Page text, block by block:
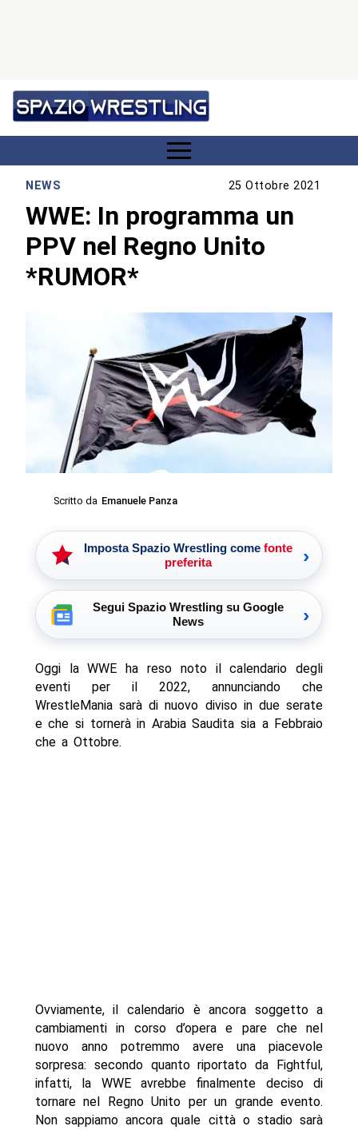
NEWS 25 Ottobre 2021
WWE: In programma un
PPV nel Regno Unito
*RUMOR*
Scritto da Emanuele Panza
Imposta Spazio Wrestling come fonte
preferita
›
Segui Spazio Wrestling su Google
News
›
Oggi la WWE ha reso noto il calendario degli
eventi per il 2022, annunciando che
WrestleMania sarà di nuovo diviso in due serate
e che si tornerà in Arabia Saudita sia a Febbraio
che a Ottobre.
Ovviamente, il calendario è ancora soggetto a
cambiamenti in corso d’opera e pare che nel
nuovo anno potremmo avere una piacevole
sorpresa: secondo quanto riportato da Fightful,
infatti, la WWE avrebbe finalmente deciso di
tornare nel Regno Unito per un grande evento.
Non sappiamo ancora quale città o stadio sarà